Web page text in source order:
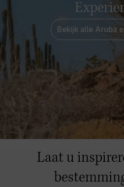
Bekijk alle Aruba
Laat u